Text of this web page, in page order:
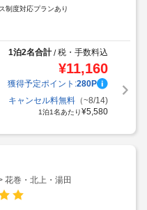
制度対応プランあり
1泊2名合計/税・手数料込
¥11,160
獲得予定ポイント:280P
キャンセル料無料（~8/14)
1泊1名あたり¥5,580
花巻・北上・湯田